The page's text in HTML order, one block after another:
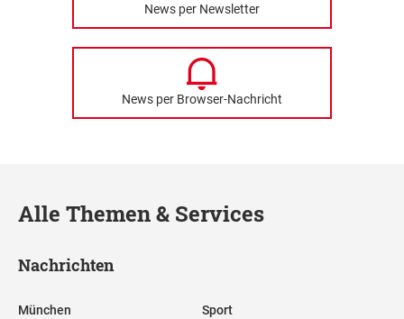
News per Newsletter
News per Browser-Nachricht
Alle Themen & Services
Nachrichten
München Sport